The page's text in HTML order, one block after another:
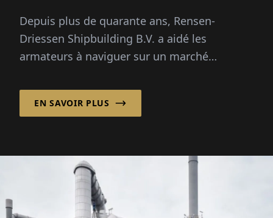
Depuis plus de quarante ans, Rensen-
Driessen Shipbuilding B.V. a aidé les
armateurs à naviguer sur un marché
combinant une conception de navires
personnalisée avec un modèle
EN SAVOIR PLUS